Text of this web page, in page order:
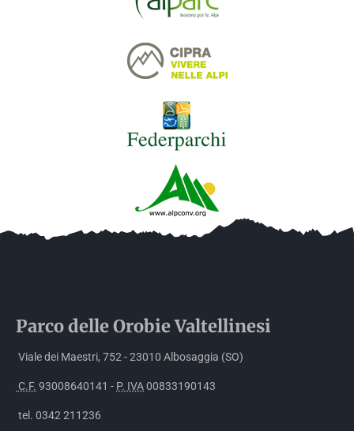
Parco delleOrobieValtellinesi
Viale dei Maestri, 752 - 23010 Albosaggia (SO)
C.F. 93008640141 - P. IVA00833190143
tel. 0342 211236